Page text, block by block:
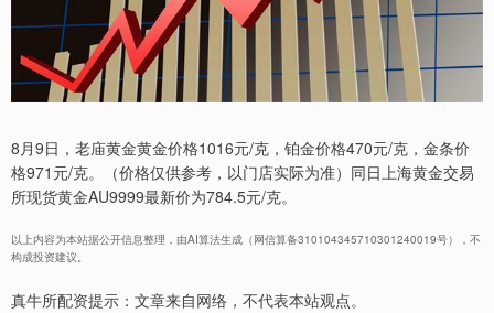
8月9日，老庙黄金黄金价格1016元/克，铂金价格470元/克，金条价
格971元/克。（价格仅供参考，以门店实际为准）同日上海黄金交易
所现货黄金AU9999最新价为784.5元/克。
以上内容为本站据公开信息整理，由AI算法生成（网信算备310104345710301240019号），不
构成投资建议。
真牛所配资提示：文章来自网络，不代表本站观点。